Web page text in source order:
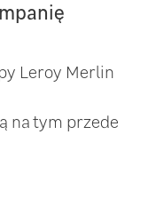
Leroy Merlin
na tym przede